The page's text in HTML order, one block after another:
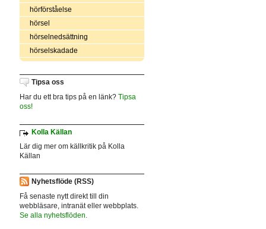
hörförståelse
hörsel
hörselnedsättning
hörselskadade
Tipsa oss
Har du ett bra tips på en länk? Tipsa
oss!
Kolla Källan
Lär dig mer om källkritik på Kolla
Källan
Nyhetsflöde (RSS)
Få senaste nytt direkt till din
webbläsare, intranät eller webbplats.
Se alla nyhetsflöden.